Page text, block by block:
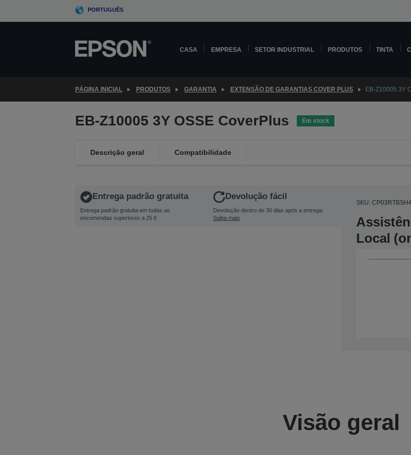
PORTUGUÊS
CASA EMPRESA SETOR INDUSTRIAL PRODUTOS TINTA
PÁGINA INICIAL PRODUTOS GARANTIA EXTENSÃO DE GARANTIAS COVER PLUS EB-Z10005 3Y
EB-Z10005 3Y OSSE CoverPlus Em stock
Descrição geral Compatibilidade
Entrega padrão gratuita
Entrega padrão gratuita em todas as
encomendas superiores a 25 €
Devolução fácil
Devolução dentro de 30 dias após a entrega.
Saiba mais
SKU:
Local
Visão geral